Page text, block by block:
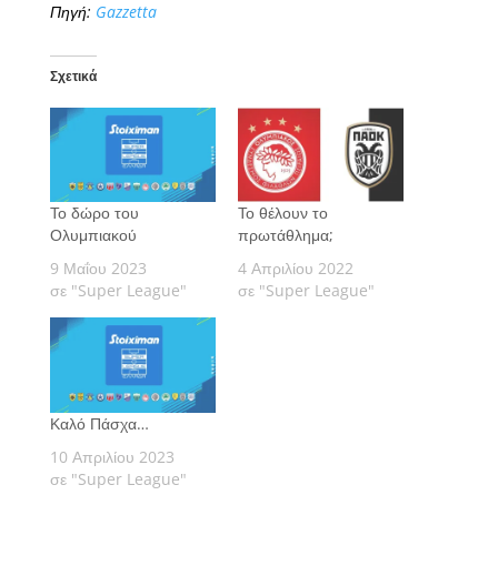
Πηγή: Gazzetta
Σχετικά
Το δώρο του
Ολυμπιακού
9 Μαΐου 2023
σε "Super League"
Το θέλουν το
πρωτάθλημα;
4 Απριλίου 2022
σε "Super League"
Καλό Πάσχα…
10 Απριλίου 2023
σε "Super League"